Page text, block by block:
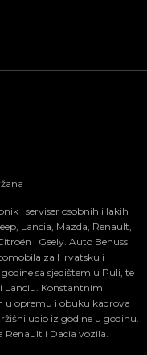
i serviser osobnih i lakih
Lancia, Mazda, Renault,
i Geely. Auto Benussi
za Hrvatsku i
sa sjedištem u Puli, te
Lanciu. Konstantnim
u opremu i obuku kadrova
udio iz godine u godinu.
Renault i Dacia vozila.